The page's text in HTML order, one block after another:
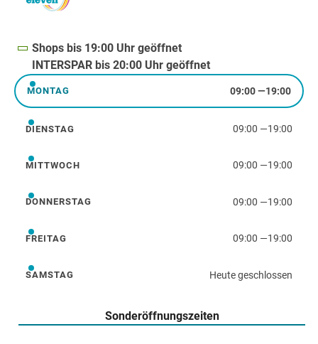
Shops bis 19:00 Uhr geöffnet
INTERSPAR bis 20:00 Uhr geöffnet
Montag
MONTAG 09:00—19:00
Dienstag
DIENSTAG 09:00 —19:00
Mittwoch
MITTWOCH 09:00 —19:00
Donnerstag
DONNERSTAG 09:00 —19:00
Freitag
FREITAG 09:00 —19:00
Samstag
SAMSTAG Heute geschlossen
Sonderöffnungszeiten